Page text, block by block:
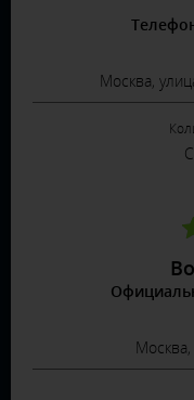
Москва,